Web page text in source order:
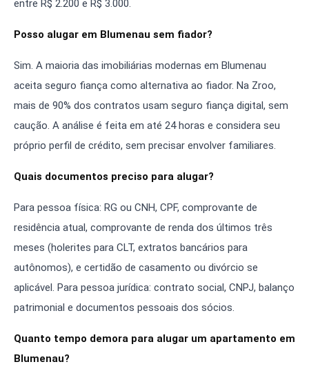
entre R$ 2.200 e R$ 3.000.
Posso alugar em Blumenau sem fiador?
Sim. A maioria das imobiliárias modernas em Blumenau
aceita seguro fiança como alternativa ao fiador. Na Zroo,
mais de 90% dos contratos usam seguro fiança digital, sem
caução. A análise é feita em até 24 horas e considera seu
próprio perfil de crédito, sem precisar envolver familiares.
Quais documentos preciso para alugar?
Para pessoa física: RG ou CNH, CPF, comprovante de
residência atual, comprovante de renda dos últimos três
meses (holerites para CLT, extratos bancários para
autônomos), e certidão de casamento ou divórcio se
aplicável. Para pessoa jurídica: contrato social, CNPJ, balanço
patrimonial e documentos pessoais dos sócios.
Quanto tempo demora para alugar um apartamento em
Blumenau?